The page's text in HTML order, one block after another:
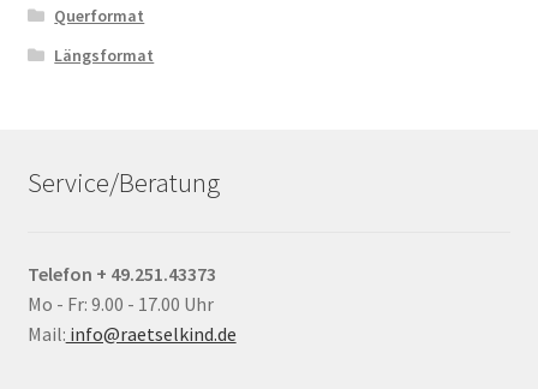
Querformat
Längsformat
Service/Beratung
Telefon + 49.251.43373
Mo - Fr: 9.00 - 17.00 Uhr
Mail: info@raetselkind.de